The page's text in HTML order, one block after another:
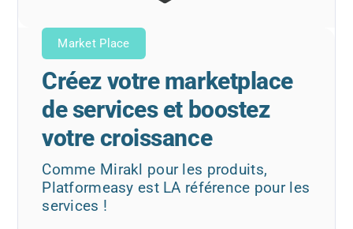
Market Place
Créez votre marketplace
de services et boostez
votre croissance
Comme Mirakl pour les produits,
Platformeasy est LA référence pour les
services !